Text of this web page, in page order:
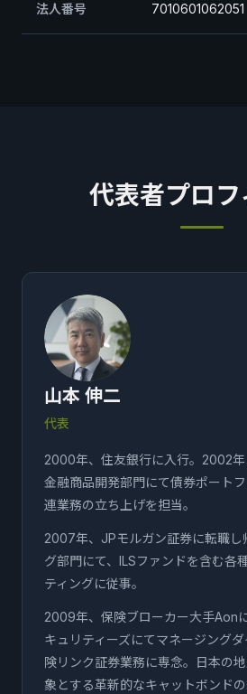
法人番号 7010601062051
代表者プロフ
山本 伸二
代表
2000年、住友銀行に入行。2002年
金融商品開発部門にて債券ポート
連業務の立ち上げを担当。
2007年、JPモルガン証券に転職し
グ部門にて、ILSファンドを含む各
ティングに従事。
2009年、保険ブローカー大手Aon
キュリティーズにてマネージング
険リンク証券業務に専念。日本の
象とする革新的なキャットボンド